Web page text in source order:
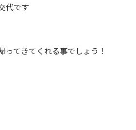
代です
ってきてくれる事でしょう！